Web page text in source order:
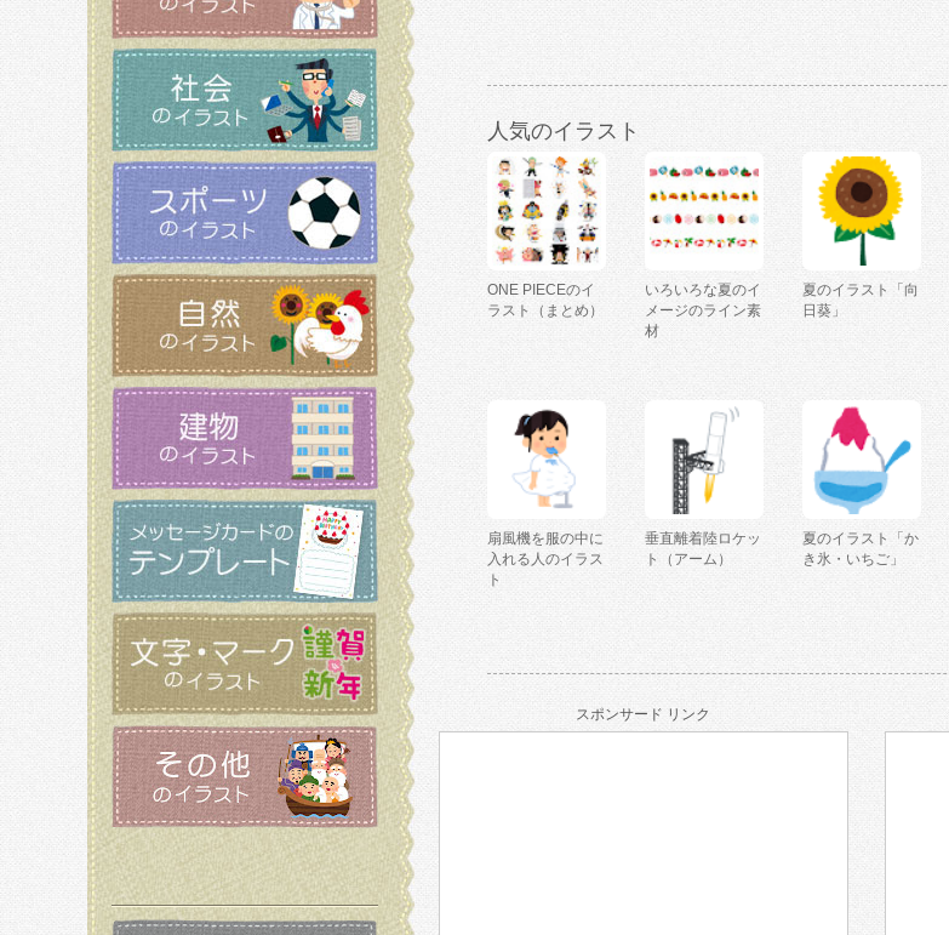
人気のイラスト
ONE PIECEのイ
ラスト（まとめ）
いろいろな夏のイ
メージのライン素
材
夏のイラスト「向
日葵」
扇風機を服の中に
入れる人のイラス
ト
垂直離着陸ロケッ
ト（アーム）
夏のイラスト「か
き氷・いちご」
スポンサード リンク